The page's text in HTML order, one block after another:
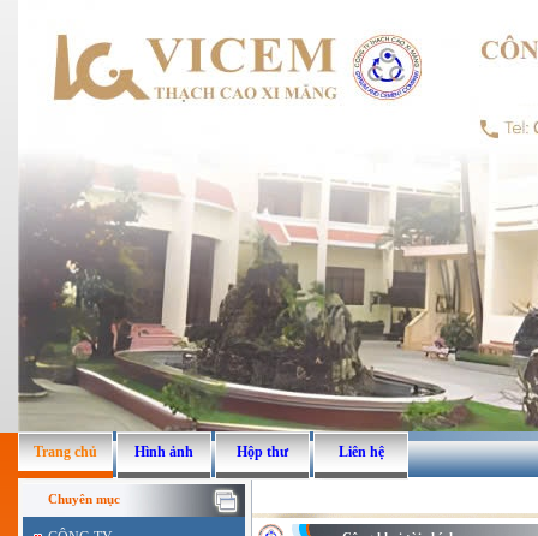
Trang chủ Hình ảnh Hộp thư Liên hệ
Chuyên mục